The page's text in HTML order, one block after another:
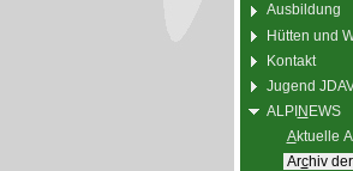
Ausbildung
Hütten und
Kontakt
Jugend
ALPINEWS
Aktuelle
Archiv